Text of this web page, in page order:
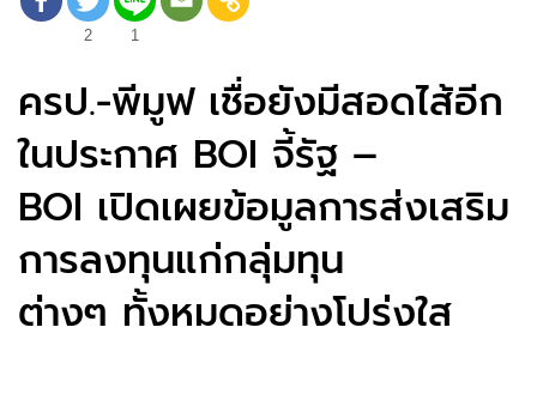
2 1
ครป.-พีมูฟ เชื่อยังมีสอดไส้อีก
ในประกาศ BOI จี้รัฐ –
BOI เปิดเผยข้อมูลการส่งเสริม
การลงทุนแก่กลุ่มทุน
ต่างๆ ทั้งหมดอย่างโปร่งใส